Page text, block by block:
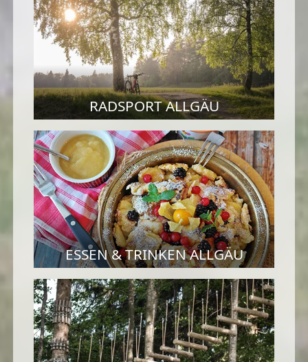
RADSPORT ALLGÄU
ESSEN & TRINKEN ALLGÄU